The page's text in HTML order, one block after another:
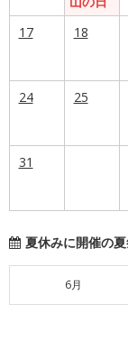
17
18
24 25
31
夏休みに開催の
6月